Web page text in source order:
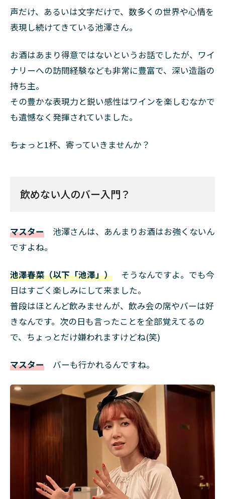
声だけ、あるいは文字だけで、数多くの世界や心情を
表現し続けてきている池澤さん。
お酒はあまり得意ではないというお話でしたが、ワイ
ナリーへの訪問経験なども非常に豊富で、深い造詣の
持ち主。
その豊かな表現力と鋭い感性はワインを楽しむなかで
も遺憾なく発揮されていました。
――ちょっと1杯、寄っていきませんか？
飲めない人のバー入門？
マスター 池澤さんは、あんまりお酒はお強くないん
ですよね。
池澤春菜（以下「池澤」） そうなんですよ。でも今
日はすごく楽しみにして来ました。
普段はほとんど飲みませんが、飲み会の席やバーは好
きなんです。次の日も言ったことを全部覚えてるの
で、ちょっとだけ嫌われますけどね(笑)
マスター バーも行かれるんですね。